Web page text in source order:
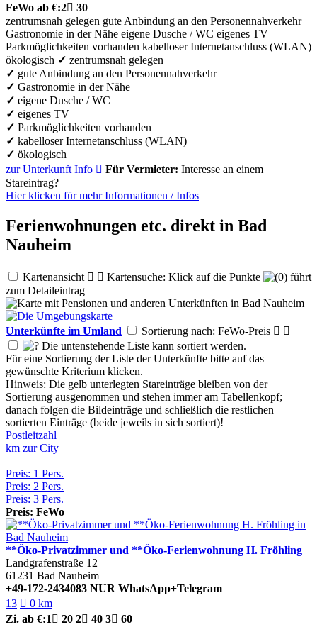
FeWo ab €:2 30
zentrumsnah gelegen gute Anbindung an den Personennahverkehr
Gastronomie in der Nähe eigene Dusche / WC eigenes TV
Parkmöglichkeiten vorhanden kabelloser Internetanschluss (WLAN)
ökologisch ✓ zentrumsnah gelegen
✓ gute Anbindung an den Personennahverkehr
✓ Gastronomie in der Nähe
✓ eigene Dusche / WC
✓ eigenes TV
✓ Parkmöglichkeiten vorhanden
✓ kabelloser Internetanschluss (WLAN)
✓ ökologisch
zur Unterkunft Info  Für Vermieter: Interesse an einem
Stareintrag?
Hier klicken für mehrInformationen /Infos
Ferienwohnungen etc. direkt in Bad
Nauheim
Kartenansicht   Kartensuche: Klick auf die Punkte
führt
zum Detaileintrag
Unterkünfte im Umland Sortierung nach: FeWo-Preis  
Die untenstehende Liste kann sortiert werden.
Für eine Sortierung der Liste der Unterkünfte bitte auf das
gewünschte Kriterium klicken.
Hinweis: Die gelb unterlegten Stareinträge bleiben von der
Sortierung ausgenommen und stehen immer am Tabellenkopf;
danach folgen die Bildeinträge und schließlich die restlichen
sortierten Einträge (beide jeweils in sich sortiert)!
Postleitzahl
km zur City
Preis: 1 Pers.
Preis: 2 Pers.
Preis: 3 Pers.
Preis: FeWo
**Öko-Privatzimmer und **Öko-Ferienwohnung H. Fröhling
Landgrafenstraße 12
61231 Bad Nauheim
+49-172-2434083 NUR WhatsApp+Telegram
13  0 km
Zi. ab €:1  20 2 40 3 60